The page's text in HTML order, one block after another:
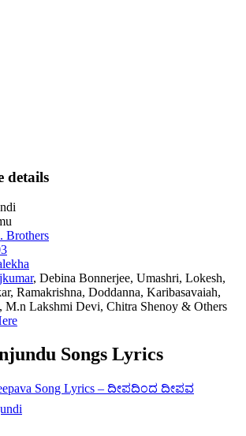
details
Brothers
, Debina Bonnerjee, Umashri, Lokesh,
Ramakrishna, Doddanna, Karibasavaiah,
M.n Lakshmi Devi, Chitra Shenoy & Others
Songs Lyrics
Song Lyrics – ದೀಪದಿಂದ ದೀಪವ